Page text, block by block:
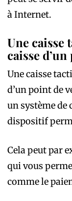
à Internet.
Une caisse
caisse
Une caisse
d’un point de
un système de
dispositif
Cela peut par
qui vous
comme le